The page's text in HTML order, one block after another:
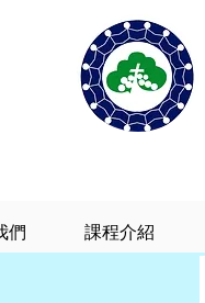
們 課程介紹